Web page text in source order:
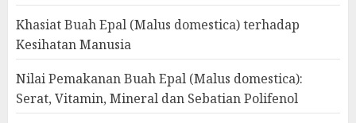
Khasiat Buah Epal (Malus domestica) terhadap
Kesihatan Manusia
Nilai Pemakanan Buah Epal (Malus domestica):
Serat, Vitamin, Mineral dan Sebatian Polifenol